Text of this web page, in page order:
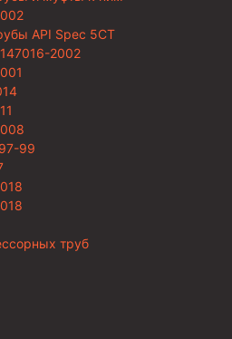
API Spec 5CT
2002
99
труб